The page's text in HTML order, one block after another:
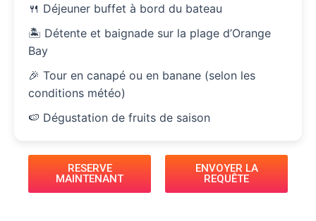
🍴 Déjeuner buffet à bord du bateau
🏝️ Détente et baignade sur la plage d’Orange
Bay
🎉 Tour en canapé ou en banane (selon les
conditions météo)
🍉 Dégustation de fruits de saison
RESERVE
MAINTENANT
ENVOYER LA
REQUÊTE